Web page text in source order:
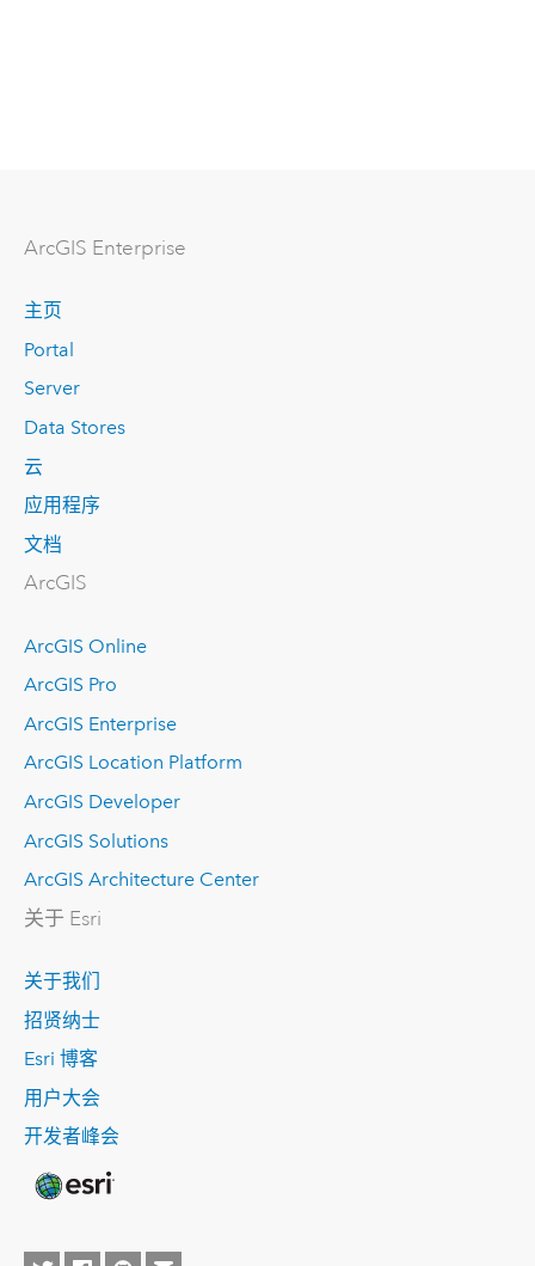
ArcGIS Enterprise
主页
Portal
Server
Data Stores
云
应用程序
文档
ArcGIS
ArcGIS Online
ArcGIS Pro
ArcGIS Enterprise
ArcGIS Location Platform
ArcGIS Developer
ArcGIS Solutions
ArcGIS Architecture Center
关于 Esri
关于我们
招贤纳士
Esri 博客
用户大会
开发者峰会